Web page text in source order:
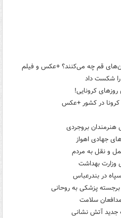
قم چه می‌کنند؟ +عکس و فیلم
کرونا در کشور +عکس
بروجردی
جهادی اهواز
و نقل به مردم
وزارت بهداشت
در بندرعباس
سلامت
جدید آتش نشانی